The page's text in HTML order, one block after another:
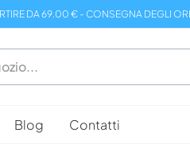
DA 69.00 € - CONSEGNA DEGLI
Blog Contatti